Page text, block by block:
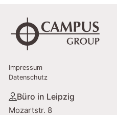
Impressum
Datenschutz
Büro in Leipzig
Mozartstr. 8